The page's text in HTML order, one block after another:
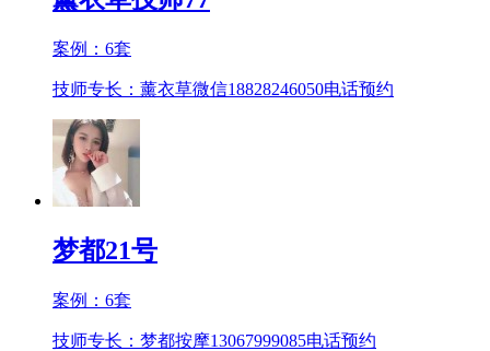
案例： 6套
技师专长：薰衣草微信18828246050电话预约
梦都21号
案例： 6套
技师专长：梦都按摩13067999085电话预约